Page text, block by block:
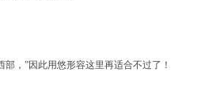
，”因此用悠形容这里再适合不过了！